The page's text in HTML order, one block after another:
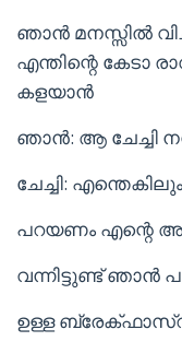
ഞാൻ മനസ്സിൽ
എന്തിന്റെ കേടാ
കളയാൻ
ഞാൻ: ആ ചേച്ചി
ചേച്ചി:
പറയണം എന്റെ
വന്നിട്ടുണ്ട് ഞാൻ
ഉള്ള